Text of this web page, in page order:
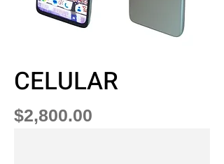
CELULAR
Precio
$2,800.00